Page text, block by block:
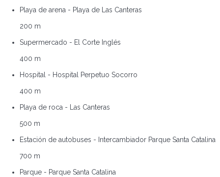
Playa de arena - Playa de Las Canteras
200 m
Supermercado - El Corte Inglés
400 m
Hospital - Hospital Perpetuo Socorro
400 m
Playa de roca - Las Canteras
500 m
Estación de autobuses - Intercambiador Parque Santa Catalina
700 m
Parque - Parque Santa Catalina